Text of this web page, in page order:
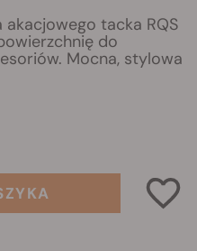
tacka RQS
do
Mocna, stylowa